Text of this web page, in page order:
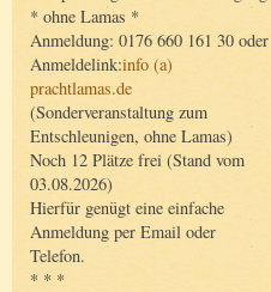
* ohne Lamas *
Anmeldung: 0176 660 161 30 oder
Anmeldelink:info (a)
prachtlamas.de
(Sonderveranstaltung zum
Entschleunigen, ohne Lamas)
Noch 12 Plätze frei (Stand vom
03.08.2026)
Hierfür genügt eine einfache
Anmeldung per Email oder
Telefon.
* * *